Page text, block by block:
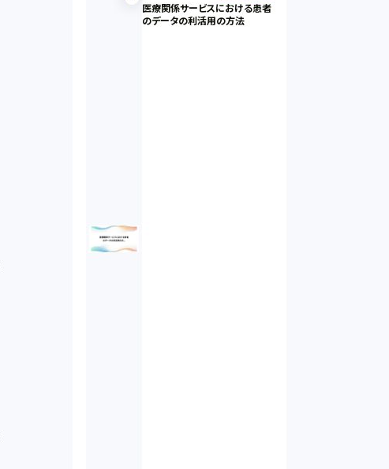
医療関係サービスにおける患者
のデータの利活用の方法